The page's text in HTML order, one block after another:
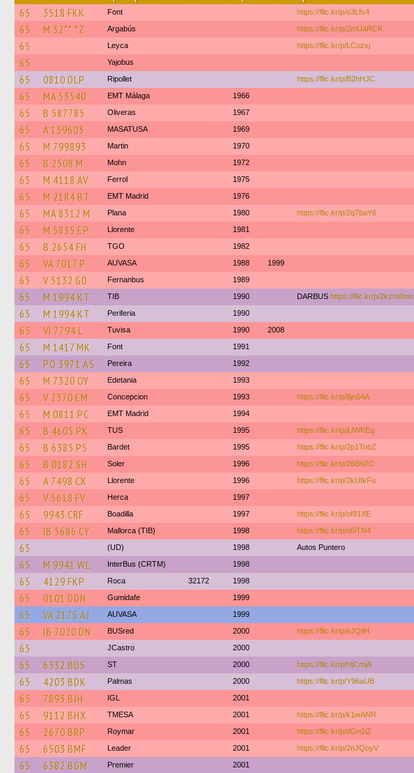
65 3518 FKK Font https://flic.kr/p/o3Lfs4
65 M 32** *Z Argabús https://flic.kr/p/2mUaRCK
65 Leyca https://flic.kr/p/LCuzxj
65 Yajobus
65 0810 DLP Ripollet https://flic.kr/p/B2hHJC
65 MA 53540 EMT Málaga 1966
65 B 587785 Oliveras 1967
65 A 139603 MASATUSA 1969
65 M 799893 Martin 1970
65 B 2508 M Mohn 1972
65 M 4118 AV Ferrol 1975
65 M 2184 BT EMT Madrid 1976
65 MA 8312 M Plana 1980 https://flic.kr/p/2q7baY6
65 M 5835 EP Llorente 1981
65 B 2654 FH TGO 1982
65 VA 7017 P AUVASA 1988 1999
65 V 5132 GD Fernanbus 1989
65 M 1994 KT TIB 1990 DARBUS https://flic.kr/p/2kznWmc
65 M 1994 KT Periferia 1990
65 VI 7794 L Tuvisa 1990 2008
65 M 1417 MK Font 1991
65 PO 3971 AS Pereira 1992
65 M 7320 OY Edetania 1993
65 V 2370 EM Concepcion 1993 https://flic.kr/p/8jn54A
65 M 0811 PC EMT Madrid 1994
65 B 4605 PK TUS 1995 https://flic.kr/p/jUWKEq
65 B 6385 PS Bardet 1995 https://flic.kr/p/2p1TobZ
65 B 0182 SH Soler 1996 https://flic.kr/p/268hi7C
65 A 7498 CX Llorente 1996 https://flic.kr/p/2kUfkFu
65 V 5618 FV Herca 1997
65 9943 CRF Boadilla 1997 https://flic.kr/p/of91XE
65 IB 5686 CY Mallorca (TIB) 1998 https://flic.kr/p/o6iTN4
65 (UD) 1998 Autos Puntero
65 M 9941 WL InterBus (CRTM) 1998
65 4129 FKP Roca 32172 1998
65 0101 DDN Gumidafe 1999
65 VA 2175 AJ AUVASA 1999
65 IB 7020 DN BUSred 2000 https://flic.kr/p/eJQiiH
65 JCastro 2000
65 6332 BDS ST 2000 https://flic.kr/p/HjCmjA
65 4203 BDK Palmas 2000 https://flic.kr/p/Y96aUB
65 7893 BJH IGL 2001
65 9112 BHX TMESA 2001 https://flic.kr/p/k1wANR
65 2670 BRP Roymar 2001 https://flic.kr/p/dGn1iZ
65 6503 BMF Leader 2001 https://flic.kr/p/2nJQoyV
65 6382 BGM Premier 2001